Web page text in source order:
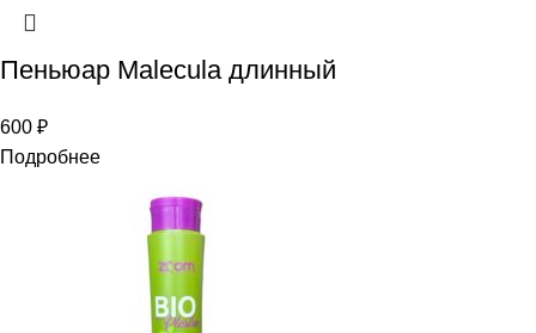
Пеньюар Malecula длинный
600 ₽
Подробнее